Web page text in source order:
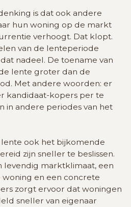
is dat ook andere
hun woning op de markt
verhoogt. Dat klopt.
van de lenteperiode
nadeel. De toename van
lente groter dan de
Met andere woorden: er
kandidaat-kopers per te
in andere periodes van het
ook het bijkomende
zijn sneller te beslissen.
levendig marktklimaat, een
en een concrete
zorgt ervoor dat woningen
sneller van eigenaar